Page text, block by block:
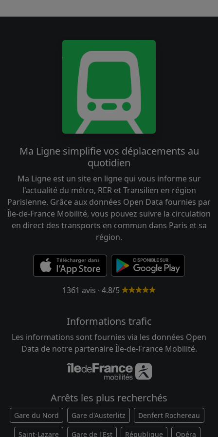
Ma Ligne simplifie vos déplacements au
quotidien
Ma Ligne est un site en ligne qui vous informe sur
l'actualité du métro, RER et Transilien en région
Parisienne. Grâce aux données Open Data fournies par
Île-de-France Mobilité, vous pouvez suivre la circulation
en direct des transports en commun dans Paris et sa
région.
1361 avis · 4.8/5
Informations trafic
Les informations sont fournies via les données Open
Data de notre partenaire Île-de-France Mobilité.
Arrêts les plus recherchés
Gare du Nord Gare d'Austerlitz Denfert Rochereau
Saint-Lazare Gare de l'Est République Opéra